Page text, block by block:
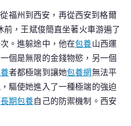
福州到西安，再從西安到格爾
，王斌俊簡直坐著火車游遍了
。進躲途中，他在包養山西運
個是無限的金錢物慾，另一個
者都極端到讓她包養網無法平
驅使她進入了一種極端的強迫
長期包養自己的防禦機制。西安